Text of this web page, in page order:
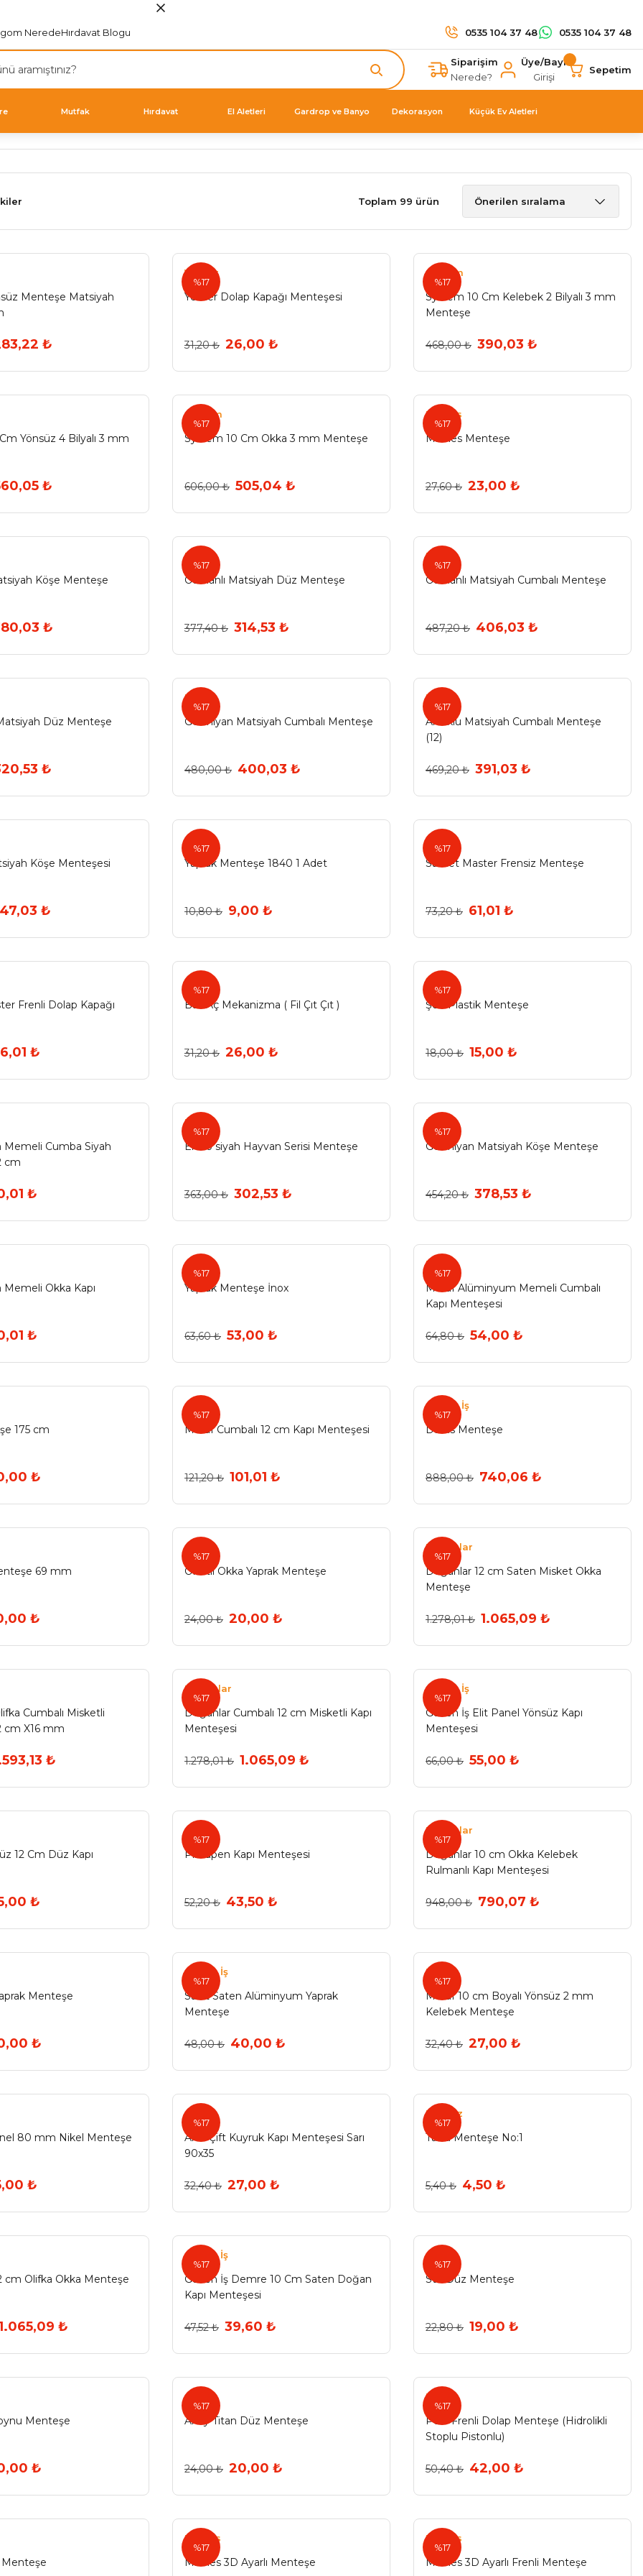
NeredeHırdavat Blogu 0535 104 37 48 0535 104 37 48
Siparişim
Nerede?
Üye/Bayi
Girişi
Sepetim
Mutfak Hırdavat El Aletleri Gardrop ve Banyo Dekorasyon Küçük Ev Aletleri
Toplam 99 ürün
Menteşe Matsiyah
₺
%17
Yeniler
Yeniler Dolap Kapağı Menteşesi
31,20 ₺ 26,00 ₺
%17
System
System 10 Cm Kelebek 2 Bilyalı 3 mm
Menteşe
468,00 ₺ 390,03 ₺
Yönsüz 4 Bilyalı 3 mm
₺
%17
System
System 10 Cm Okka 3 mm Menteşe
606,00 ₺ 505,04 ₺
%17
Minnes
Minnes Menteşe
27,60 ₺ 23,00 ₺
Köşe Menteşe
₺
%17
Ermo
Osmanlı Matsiyah Düz Menteşe
377,40 ₺ 314,53 ₺
%17
Ermo
Osmanlı Matsiyah Cumbalı Menteşe
487,20 ₺ 406,03 ₺
Düz Menteşe
₺
%17
Ermo
Germiyan Matsiyah Cumbalı Menteşe
480,00 ₺ 400,03 ₺
%17
Ermo
Artuklu Matsiyah Cumbalı Menteşe
(12)
469,20 ₺ 391,03 ₺
Köşe Menteşesi
₺
%17
Yaprak Menteşe 1840 1 Adet
10,80 ₺ 9,00 ₺
%17
Samet
Samet Master Frensiz Menteşe
73,20 ₺ 61,01 ₺
Frenli Dolap Kapağı
₺
%17
Bas Aç Mekanizma ( Fil Çıt Çıt )
31,20 ₺ 26,00 ₺
%17
Şen
Şen Plastik Menteşe
18,00 ₺ 15,00 ₺
Cumba Siyah
cm
₺
%17
Ermo
Ermo siyah Hayvan Serisi Menteşe
363,00 ₺ 302,53 ₺
%17
Ermo
Germiyan Matsiyah Köşe Menteşe
454,20 ₺ 378,53 ₺
Okka Kapı
₺
%17
Yaprak Menteşe İnox
63,60 ₺ 53,00 ₺
%17
Maruf
Maruf Alüminyum Memeli Cumbalı
Kapı Menteşesi
64,80 ₺ 54,00 ₺
175 cm
₺
%17
Maruf Cumbalı 12 cm Kapı Menteşesi
121,20 ₺ 101,01 ₺
%17
Güven İş
Dallas Menteşe
888,00 ₺ 740,06 ₺
69 mm
₺
%17
Oksitli Okka Yaprak Menteşe
24,00 ₺ 20,00 ₺
%17
Doğanlar
Doğanlar 12 cm Saten Misket Okka
Menteşe
1.278,01 ₺ 1.065,09 ₺
Cumbalı Misketli
cm X16 mm
₺
%17
Doğanlar
Doğanlar Cumbalı 12 cm Misketli Kapı
Menteşesi
1.278,01 ₺ 1.065,09 ₺
%17
Güven İş
Güven İş Elit Panel Yönsüz Kapı
Menteşesi
66,00 ₺ 55,00 ₺
12 Cm Düz Kapı
₺
%17
Pimapen Kapı Menteşesi
52,20 ₺ 43,50 ₺
%17
Doğanlar
Doğanlar 10 cm Okka Kelebek
Rulmanlı Kapı Menteşesi
948,00 ₺ 790,07 ₺
Menteşe
₺
%17
Güven İş
Sabit Saten Alüminyum Yaprak
Menteşe
48,00 ₺ 40,00 ₺
%17
Maruf
Maruf 10 cm Boyalı Yönsüz 2 mm
Kelebek Menteşe
32,40 ₺ 27,00 ₺
80 mm Nikel Menteşe
₺
%17
Arıel
Arıel Çift Kuyruk Kapı Menteşesi Sarı
90x35
32,40 ₺ 27,00 ₺
%17
Eryıldız
Tavla Menteşe No:1
5,40 ₺ 4,50 ₺
cm Olifka Okka Menteşe
₺
%17
Güven İş
Güven İş Demre 10 Cm Saten Doğan
Kapı Menteşesi
47,52 ₺ 39,60 ₺
%17
Std Düz Menteşe
22,80 ₺ 19,00 ₺
Menteşe
₺
%17
Array
Array Titan Düz Menteşe
24,00 ₺ 20,00 ₺
%17
Pole
Pole Frenli Dolap Menteşe (Hidrolikli
Stoplu Pistonlu)
50,40 ₺ 42,00 ₺
%17
Minnes
Minnes 3D Ayarlı Menteşe
%17
Minnes
Minnes 3D Ayarlı Frenli Menteşe